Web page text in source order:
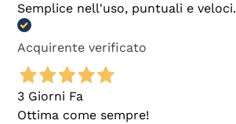
Semplice nell'uso, puntuali e veloci.
Acquirente verificato
3 Giorni Fa
Ottima come sempre!